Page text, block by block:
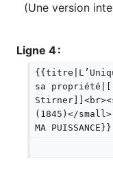
(Une version
Ligne 4 :
sa
(1845)</
MA PUISSANCE}}